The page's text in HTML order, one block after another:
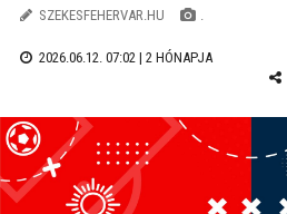
SZEKESFEHERVAR.HU .
2026.06.12. 07:02 | 2 HÓNAPJA